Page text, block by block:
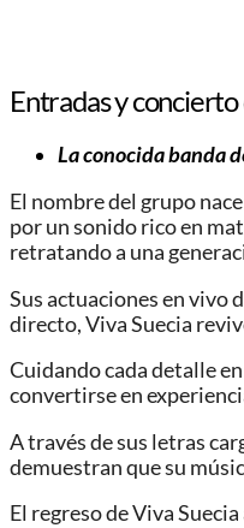
Entradas y concierto
La conocida banda
El nombre del grupo
por un sonido rico en
retratando a una
Sus actuaciones en vivo
directo, Viva Suecia
Cuidando cada detalle
convertirse en
A través de sus letras
demuestran que su
El regreso de Viva